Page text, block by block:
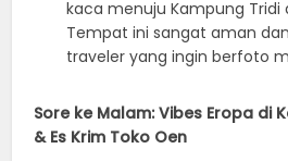
kaca menuju Kampung Tridi
Tempat ini sangat aman
traveler yang ingin berfoto
Sore ke Malam: Vibes Eropa di
& Es Krim Toko Oen